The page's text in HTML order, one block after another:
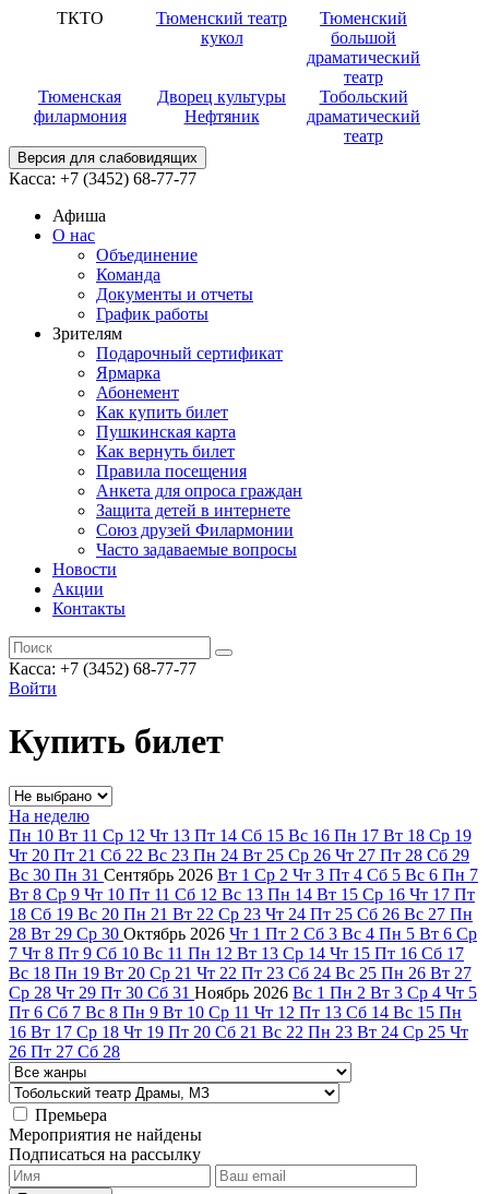
ТКТО
Тюменский театр
кукол
Тюменский
большой
драматический
театр
Тюменская
филармония
Дворец культуры
Нефтяник
Тобольский
драматический
театр
Версия для слабовидящих
Касса: +7 (3452) 68-77-77
Афиша
О нас
Объединение
Команда
Документы и отчеты
График работы
Зрителям
Подарочный сертификат
Ярмарка
Абонемент
Как купить билет
Пушкинская карта
Как вернуть билет
Правила посещения
Анкета для опроса граждан
Защита детей в интернете
Союз друзей Филармонии
Часто задаваемые вопросы
Новости
Акции
Контакты
Касса: +7 (3452) 68-77-77
Войти
Купить билет
На неделю
Пн 10 Вт 11 Ср 12 Чт 13 Пт 14 Сб 15 Вс 16 Пн 17 Вт 18 Ср 19
Чт 20 Пт 21 Сб 22 Вс 23 Пн 24 Вт 25 Ср 26 Чт 27 Пт 28 Сб 29
Вс 30 Пн 31 Сентябрь 2026 Вт 1 Ср 2 Чт 3 Пт 4 Сб 5 Вс 6 Пн 7
Вт 8 Ср 9 Чт 10 Пт 11 Сб 12 Вс 13 Пн 14 Вт 15 Ср 16 Чт 17 Пт
18 Сб 19 Вс 20 Пн 21 Вт 22 Ср 23 Чт 24 Пт 25 Сб 26 Вс 27 Пн
28 Вт 29 Ср 30 Октябрь 2026 Чт 1 Пт 2 Сб 3 Вс 4 Пн 5 Вт 6 Ср
7 Чт 8 Пт 9 Сб 10 Вс 11 Пн 12 Вт 13 Ср 14 Чт 15 Пт 16 Сб 17
Вс 18 Пн 19 Вт 20 Ср 21 Чт 22 Пт 23 Сб 24 Вс 25 Пн 26 Вт 27
Ср 28 Чт 29 Пт 30 Сб 31 Ноябрь 2026 Вс 1 Пн 2 Вт 3 Ср 4 Чт 5
Пт 6 Сб 7 Вс 8 Пн 9 Вт 10 Ср 11 Чт 12 Пт 13 Сб 14 Вс 15 Пн
16 Вт 17 Ср 18 Чт 19 Пт 20 Сб 21 Вс 22 Пн 23 Вт 24 Ср 25 Чт
26 Пт 27 Сб 28
Премьера
Мероприятия не найдены
Подписаться на рассылку